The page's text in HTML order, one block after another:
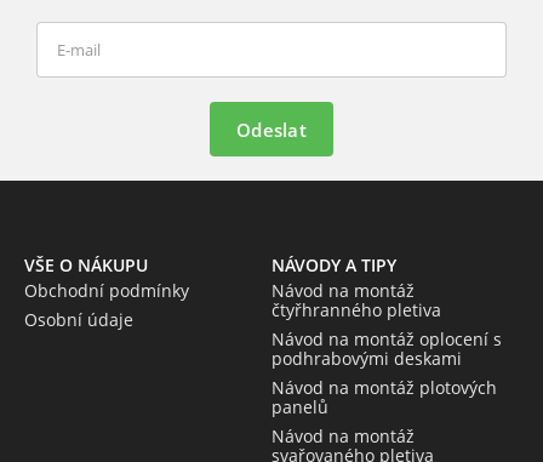
Odeslat
VŠE O NÁKUPU
Obchodní podmínky
Osobní údaje
NÁVODY A TIPY
Návod na montáž
čtyřhranného pletiva
Návod na montáž oplocení s
podhrabovými deskami
Návod na montáž plotových
panelů
Návod na montáž
svařovaného pletiva